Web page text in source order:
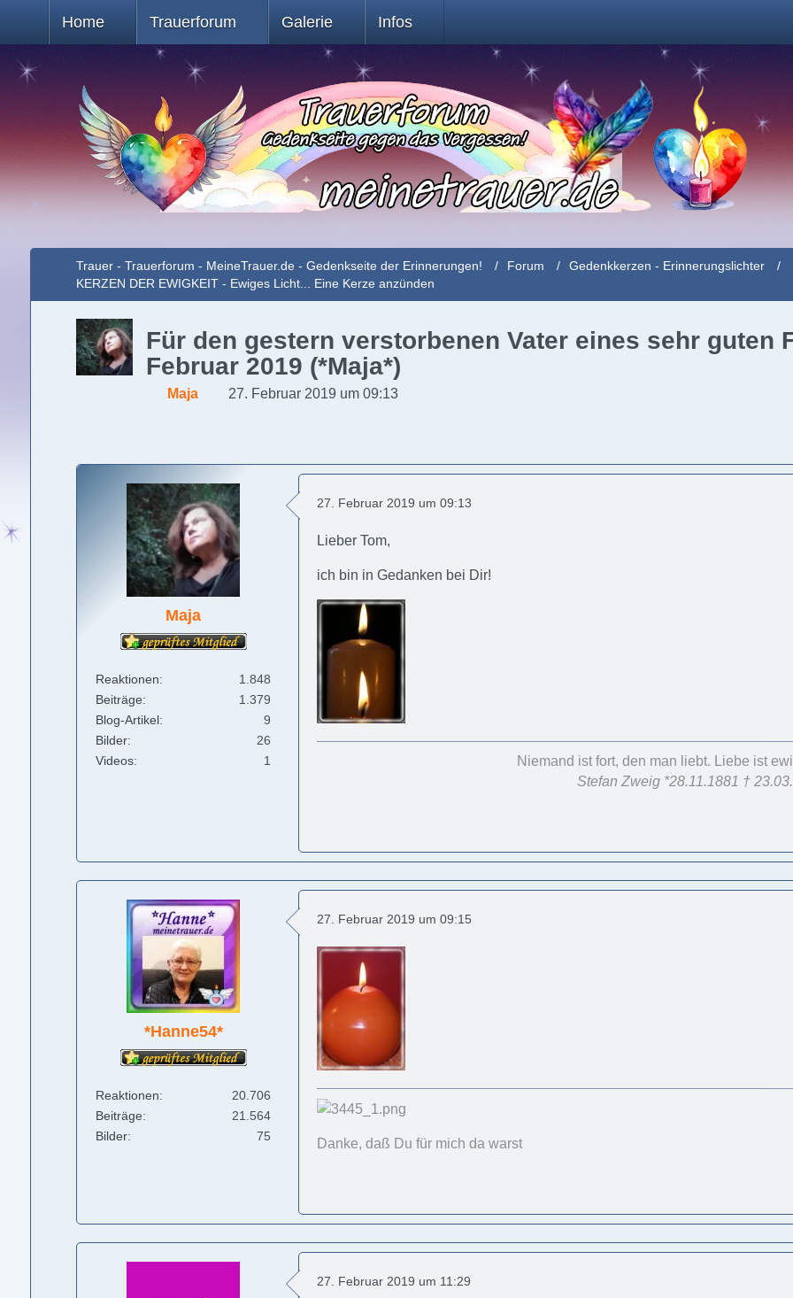
Home Trauerforum Galerie Infos
Trauer - Trauerforum - MeineTrauer.de - Gedenkseite der Erinnerungen! Forum
Gedenkkerzen - Erinnerungslichter
KERZEN DER EWIGKEIT - Ewiges Licht... Eine Kerze anzünden
Für den gestern verstorbenen Vater eines sehr guten
Februar 2019 (*Maja*)
Maja 27. Februar 2019 um 09:13
Maja
Reaktionen
1.848
Beiträge
1.379
Blog-Artikel
9
Bilder
26
Videos
1
27. Februar 2019 um 09:13
Lieber Tom,
ich bin in Gedanken bei Dir!
Niemand ist fort, den man liebt. Liebe ist
Stefan Zweig *28.11.1881 †
*Hanne54*
Reaktionen
20.706
Beiträge
21.564
Bilder
75
27. Februar 2019 um 09:15
Danke, daß Du für mich da warst
27. Februar 2019 um 11:29